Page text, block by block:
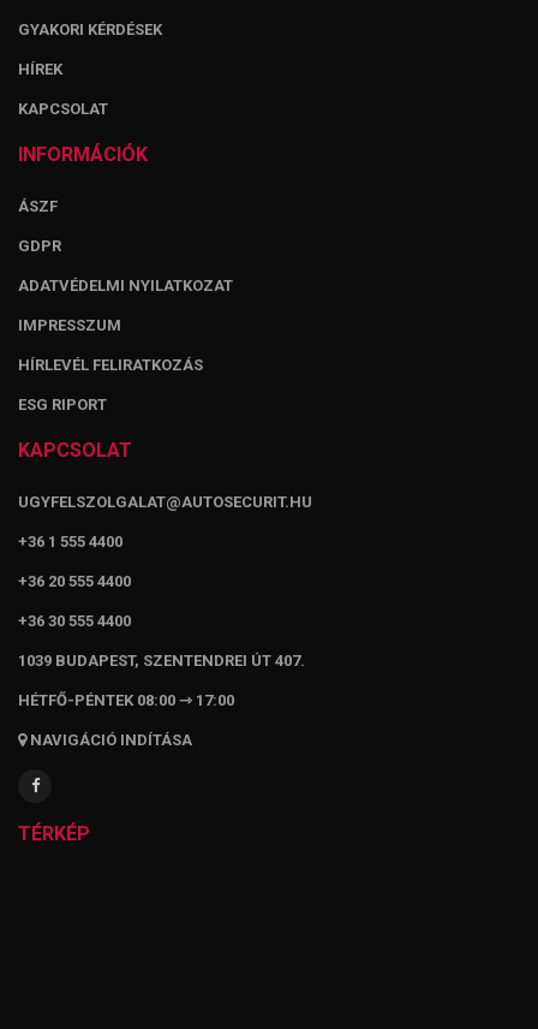
GYAKORI KÉRDÉSEK
HÍREK
KAPCSOLAT
INFORMÁCIÓK
ÁSZF
GDPR
ADATVÉDELMI NYILATKOZAT
IMPRESSZUM
HÍRLEVÉL FELIRATKOZÁS
ESG RIPORT
KAPCSOLAT
UGYFELSZOLGALAT@AUTOSECURIT.HU
+36 1 555 4400
+36 20 555 4400
+36 30 555 4400
1039 BUDAPEST, SZENTENDREI ÚT 407.
HÉTFŐ-PÉNTEK 08:00 ⇾ 17:00
NAVIGÁCIÓ INDÍTÁSA
TÉRKÉP